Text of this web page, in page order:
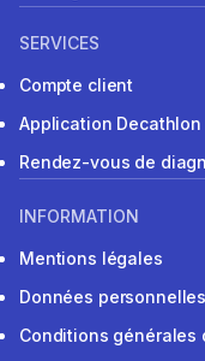
SERVICES
Compte client
Application
Rendez-vous de
INFORMATION
Mentions légales
Données
Conditions générales